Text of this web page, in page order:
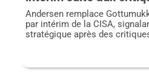
Andersen remplace
par intérim de la CISA,
stratégique après des